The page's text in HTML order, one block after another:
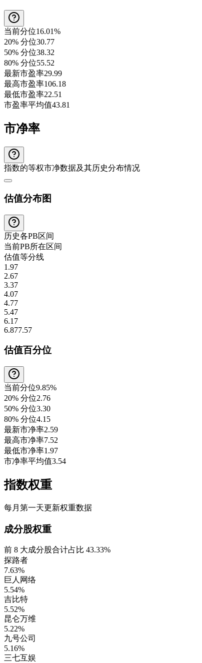
当前分位16.01%
20% 分位30.77
50% 分位38.32
80% 分位55.52
最新市盈率29.99
最高市盈率106.18
最低市盈率22.51
市盈率平均值43.81
市净率
指数的等权市净数据及其历史分布情况
估值分布图
历史各PB区间
当前PB所在区间
估值等分线
1.97
2.67
3.37
4.07
4.77
5.47
6.17
6.877.57
估值百分位
当前分位9.85%
20% 分位2.76
50% 分位3.30
80% 分位4.15
最新市净率2.59
最高市净率7.52
最低市净率1.97
市净率平均值3.54
指数权重
每月第一天更新权重数据
成分股权重
前 8 大成分股合计占比 43.33%
探路者
7.63%
巨人网络
5.54%
吉比特
5.52%
昆仑万维
5.22%
九号公司
5.16%
三七互娱